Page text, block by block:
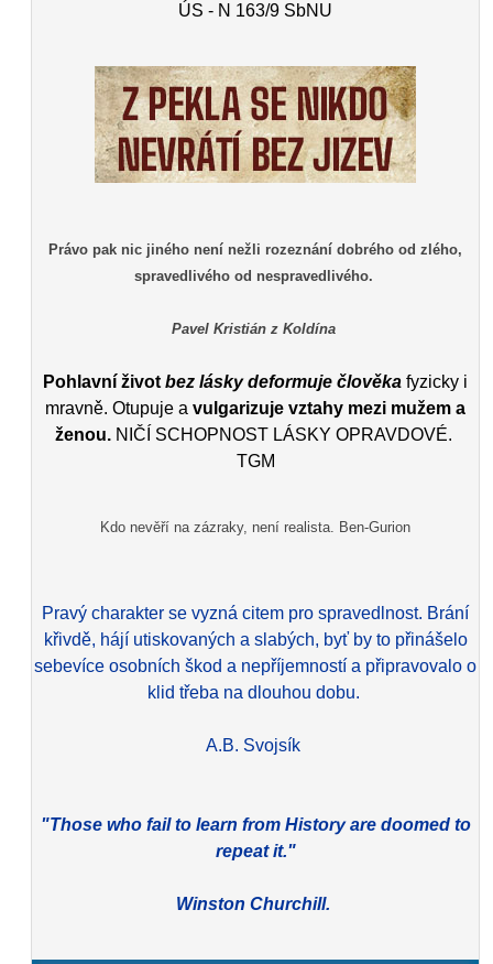
ÚS - N 163/9 SbNU
Právo pak nic jiného není nežli rozeznání dobrého od zlého,
spravedlivého od nespravedlivého.
Pavel Kristián z Koldína
Pohlavní život bez lásky deformuje člověka fyzicky i
mravně. Otupuje avulgarizuje vztahy mezi mužem a
ženou. NIČÍ SCHOPNOST LÁSKY OPRAVDOVÉ.
TGM
Kdo nevěří na zázraky, není realista. Ben-Gurion
Pravý charakter se vyzná citem pro spravedlnost. Brání
křivdě, hájí utiskovaných a slabých, byť by to přinášelo
sebevíce osobních škod a nepříjemností a připravovalo o
klid třeba na dlouhou dobu.
A.B. Svojsík
"Those who fail to learn from History are doomed to
repeat it."
Winston Churchill.